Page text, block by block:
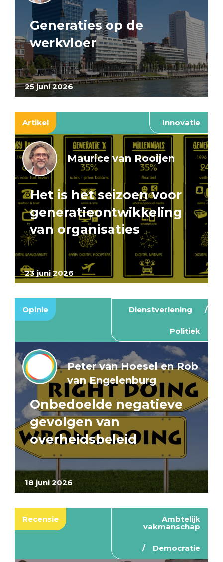
25 juni 2026
Generaties op de
werkvloer
Artikel Innovatie
23 juni 2026
Maurice van Rooijen
Het is het seizoen voor
generatieontwikkeling
van organisaties
Opinie Dienstverlening
Politiek
18 juni 2026
Peter van Hoesel en Rob
van Engelenburg
Onbedoelde negatieve
gevolgen van
overheidsbeleid
Recensie Ambtelijk
vakmanschap
Democratie